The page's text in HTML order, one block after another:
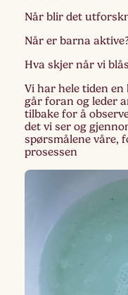
Når blir det
Når er barna
Hva skjer når vi
Vi har hele tiden en
går foran og leder
tilbake for å
det vi ser og
spørsmålene våre,
prosessen